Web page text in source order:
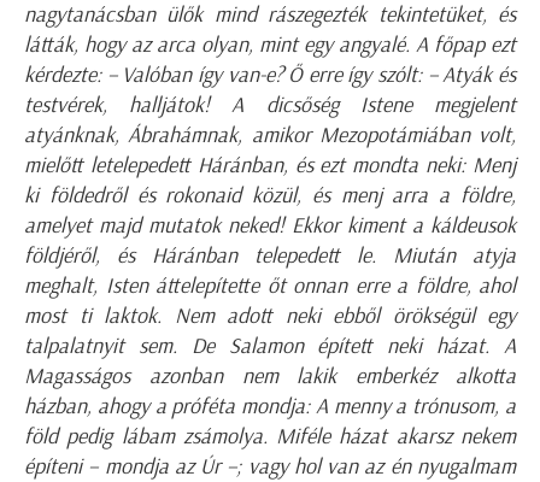
nagytanácsban ülők mind rászegezték tekintetüket, és
látták, hogy az arca olyan, mint egy angyalé. A főpap ezt
kérdezte: – Valóban így van-e? Ő erre így szólt: – Atyák és
testvérek, halljátok! A dicsőség Istene megjelent
atyánknak, Ábrahámnak, amikor Mezopotámiában volt,
mielőtt letelepedett Háránban, és ezt mondta neki: Menj
ki földedről és rokonaid közül, és menj arra a földre,
amelyet majd mutatok neked! Ekkor kiment a káldeusok
földjéről, és Háránban telepedett le. Miután atyja
meghalt, Isten áttelepítette őt onnan erre a földre, ahol
most ti laktok. Nem adott neki ebből örökségül egy
talpalatnyit sem. De Salamon épített neki házat. A
Magasságos azonban nem lakik emberkéz alkotta
házban, ahogy a próféta mondja: A menny a trónusom, a
föld pedig lábam zsámolya. Miféle házat akarsz nekem
építeni – mondja az Úr –; vagy hol van az én nyugalmam